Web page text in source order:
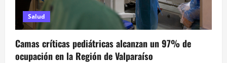
Salud
Camas críticas pediátricas alcanzan un 97% de
ocupación en la Región de Valparaíso